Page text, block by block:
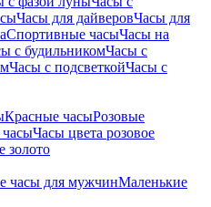
Часы для дайверовЧасы для
Спортивные часыЧасы на
с будильникомЧасы с
Часы с подсветкойЧасы с
Красные часыРозовые
Часы цвета розовое
золото
часы для мужчинМаленькие